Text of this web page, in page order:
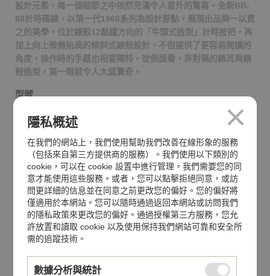
設計元素，每一個細節之中依然充滿令人意外的驚喜。全新BB-
68計時碼錶，以第一代1968系列為設計原點，展現出品牌一以貫
之的美學。位於錶殼12點鐘方向的「牛頭式造型」計時按把，再
加上向上微微抬高的傾斜式錶殼設計，不但提供了更容易閱讀的
角度，操作時的手感也相當獨特。從側面看，非對稱的錶耳與錶
殼造型，第一眼就令人大感驚奇。
型號
防水功能
50米
機芯
石英機芯
錶帶
不銹鋼鏈帶
錶面
藍寶石水晶玻璃鏡面
隱私概述
在我們的網站上，我們使用幫助我們改善在線形象的服務
（包括來自第三方提供商的服務）。我們使用以下類別的
cookie，可以在 cookie 設置中進行管理。我們需要您的同
意才能使用這些服務。或者，您可以點擊拒絕同意，或訪
問更詳細的信息並在同意之前更改您的偏好。您的偏好將
僅適用於本網站。您可以隨時通過返回本網站或訪問我們
的隱私政策來更改您的偏好。通過授權第三方服務，您允
許放置和讀取 cookie 以及使用保持我們網站可靠和安全所
需的追蹤技術。
數據分析與統計